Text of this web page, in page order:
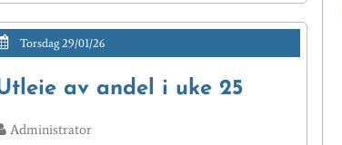
Torsdag 29/01/26
av andel i uke 25
Administrator